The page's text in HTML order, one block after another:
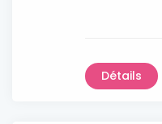
Détails